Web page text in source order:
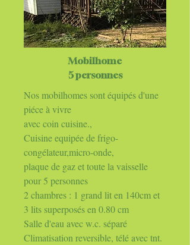
Mobilhome
5 personnes
Nos mobilhomes sont équipés d'une
piéce à vivre
avec coin cuisine.,
Cuisine equipée de frigo-
congélateur,micro-onde,
plaque de gaz et toute la vaisselle
pour 5 personnes
2 chambres : 1 grand lit en 140cm et
3 lits superposés en 0.80 cm
Salle d'eau avec w.c. séparé
Climatisation reversible, télé avec tnt.